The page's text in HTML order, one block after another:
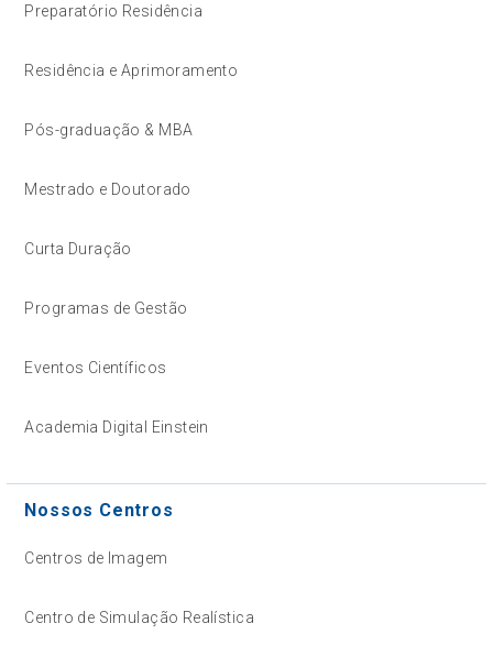
Preparatório Residência
Residência e Aprimoramento
Pós-graduação & MBA
Mestrado e Doutorado
Curta Duração
Programas de Gestão
Eventos Científicos
Academia Digital Einstein
Nossos Centros
Centros de Imagem
Centro de Simulação Realística